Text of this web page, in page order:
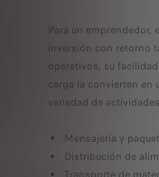
Para un emprendedor,
inversión con retorno
operativos, su
carga la convierten en
variedad de
Mensajería y
Distribución de